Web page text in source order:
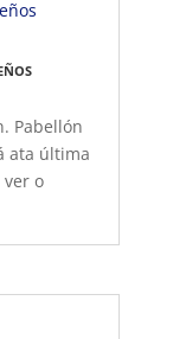
Pabellón
ata última
o